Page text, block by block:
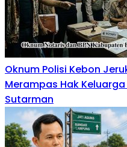
Oknum Polisi Kebon
Merampas Hak
Sutarman